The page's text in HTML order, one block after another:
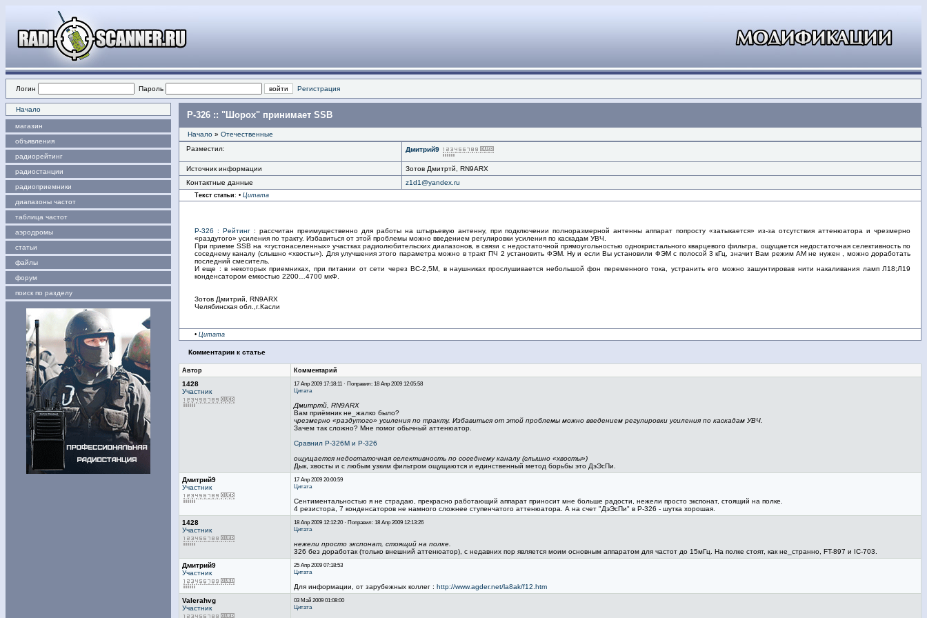
Логин Пароль Регистрация
Начало
магазин
объявления
радиорейтинг
радиостанции
радиоприемники
диапазоны частот
таблица частот
аэродромы
статьи
файлы
форум
поиск по разделу
Р-326 :: "Шорох" принимает SSB
Начало » Отечественные
Разместил:
Дмитрий9
Источник информации
Зотов Дмитртй, RN9ARX
Контактные данные
z1d1@yandex.ru
Текст статьи: • Цитата
Р-326 : Рейтинг: рассчитан преимущественно для работы на штырьевую антенну, при подключении полноразмерной антенны аппарат попросту «затыкается» из-за отсутствия аттенюатора и чрезмерно
«раздутого» усиления по тракту. Избавиться от этой проблемы можно введением регулировки усиления по каскадам УВЧ.
При приеме SSB на «густонаселенных» участках радиолюбительских диапазонов, в связи с недостаточной прямоугольностью однокристального кварцевого фильтра, ощущается недостаточная селективность по
соседнему каналу (слышно «хвосты»). Для улучшения этого параметра можно в тракт ПЧ 2 установить ФЭМ. Ну и если Вы установили ФЭМ с полосой 3 кГц, значит Вам режим АМ не нужен , можно доработать
последний смеситель.
И еще : в некоторых приемниках, при питании от сети через ВС-2,5М, в наушниках прослушивается небольшой фон переменного тока, устранить его можно зашунтировав нити накаливания ламп Л18;Л19
конденсатором емкостью 2200…4700 мкФ.
Зотов Дмитрий, RN9ARX
Челябинская обл.,г.Касли
• Цитата
Комментарии к статье
Автор Комментарий
1428
Участник
17 Апр 2009 17:18:11 · Поправил: 18 Апр 2009 12:05:58
Цитата
Дмитртй, RN9ARX
Вам приёмник не_жалко было?
чрезмерно «раздутого» усиления по тракту. Избавиться от этой проблемы можно введением регулировки усиления по каскадам УВЧ.
Зачем так сложно? Мне помог обычный аттенюатор.
Сравнил Р-326М и Р-326
ощущается недостаточная селективность по соседнему каналу (слышно «хвосты»)
Дык, хвосты и с любым узким фильтром ощущаются и единственный метод борьбы это ДэЭсПи.
Дмитрий9
Участник
17 Апр 2009 20:00:59
Цитата
Сентиментальностью я не страдаю, прекрасно работающий аппарат приносит мне больше радости, нежели просто экспонат, стоящий на полке.
4 резистора, 7 конденсаторов не намного сложнее ступенчатого аттенюатора. А на счет "ДэЭсПи" в Р-326 - шутка хорошая.
1428
Участник
18 Апр 2009 12:12:20 · Поправил: 18 Апр 2009 12:13:26
Цитата
нежели просто экспонат, стоящий на полке.
326 без доработак (только внешний аттенюатор), с недавних пор является моим основным аппаратом для частот до 15мГц. На полке стоят, как не_странно, FT-897 и IC-703.
Дмитрий9
Участник
25 Апр 2009 07:18:53
Цитата
Для информации, от зарубежных коллег : http://www.agder.net/la8ak/f12.htm
Valerahvg
Участник
03 Май 2009 01:08:00
Цитата